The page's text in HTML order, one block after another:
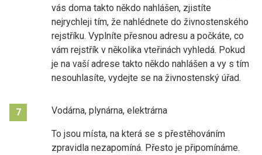
vás doma takto někdo nahlášen, zjistíte
nejrychleji tím, že nahlédnete do živnostenského
rejstříku. Vyplníte přesnou adresu a počkáte, co
vám rejstřík v několika vteřinách vyhledá. Pokud
je na vaší adrese takto někdo nahlášen a vy s tím
nesouhlasíte, vydejte se na živnostenský úřad.
7 Vodárna, plynárna, elektrárna
To jsou místa, na která se s přestěhováním
zpravidla nezapomíná. Přesto je připomínáme.